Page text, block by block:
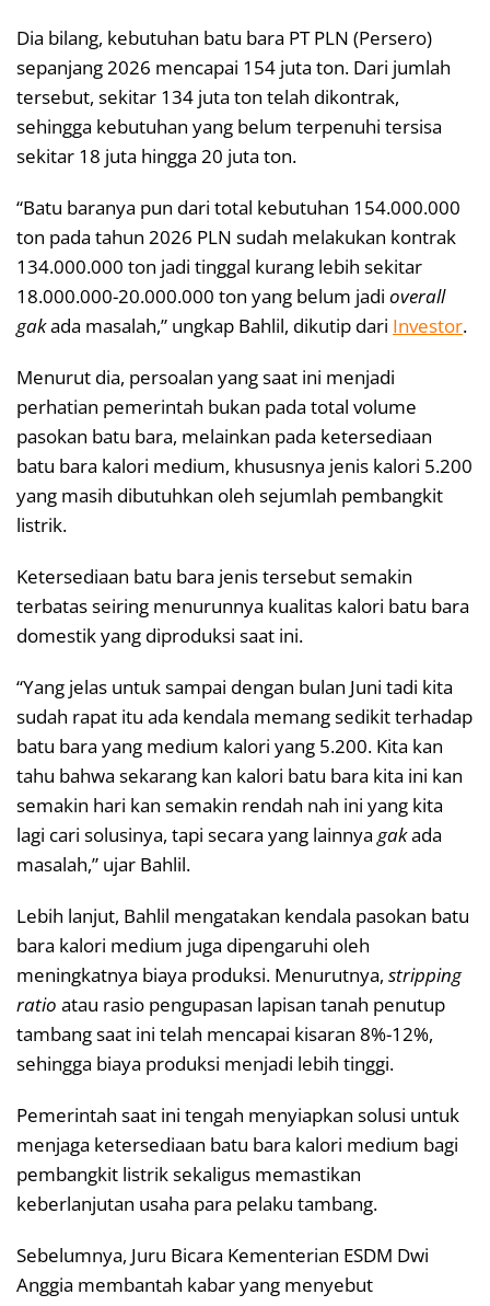
Dia bilang, kebutuhan batu bara PT PLN (Persero)
sepanjang 2026 mencapai 154 juta ton. Dari jumlah
tersebut, sekitar 134 juta ton telah dikontrak,
sehingga kebutuhan yang belum terpenuhi tersisa
sekitar 18 juta hingga 20 juta ton.
“Batu baranya pun dari total kebutuhan 154.000.000
ton pada tahun 2026 PLN sudah melakukan kontrak
134.000.000 ton jadi tinggal kurang lebih sekitar
18.000.000-20.000.000 ton yang belum jadi overall
gakada masalah,” ungkap Bahlil, dikutip dari Investor.
Menurut dia, persoalan yang saat ini menjadi
perhatian pemerintah bukan pada total volume
pasokan batu bara, melainkan pada ketersediaan
batu bara kalori medium, khususnya jenis kalori 5.200
yang masih dibutuhkan oleh sejumlah pembangkit
listrik.
Ketersediaan batu bara jenis tersebut semakin
terbatas seiring menurunnya kualitas kalori batu bara
domestik yang diproduksi saat ini.
“Yang jelas untuk sampai dengan bulan Juni tadi kita
sudah rapat itu ada kendala memang sedikit terhadap
batu bara yang medium kalori yang 5.200. Kita kan
tahu bahwa sekarang kan kalori batu bara kita ini kan
semakin hari kan semakin rendah nah ini yang kita
lagi cari solusinya, tapi secara yang lainnya gakada
masalah,” ujar Bahlil.
Lebih lanjut, Bahlil mengatakan kendala pasokan batu
bara kalori medium juga dipengaruhi oleh
meningkatnya biaya produksi. Menurutnya, stripping
ratio atau rasio pengupasan lapisan tanah penutup
tambang saat ini telah mencapai kisaran 8%-12%,
sehingga biaya produksi menjadi lebih tinggi.
Pemerintah saat ini tengah menyiapkan solusi untuk
menjaga ketersediaan batu bara kalori medium bagi
pembangkit listrik sekaligus memastikan
keberlanjutan usaha para pelaku tambang.
Sebelumnya, Juru Bicara Kementerian ESDM Dwi
Anggia membantah kabar yang menyebut